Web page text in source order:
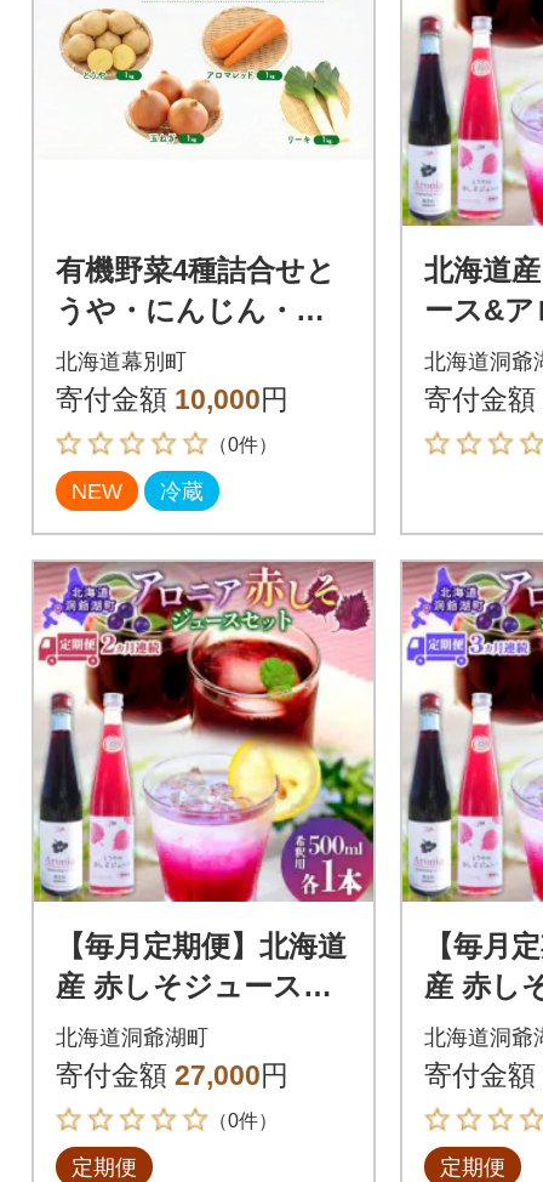
有機野菜4種詰合せと
うや・にんじん・玉
ねぎ・リーキ 各1kg
《秋出荷先行予約》[5
3691413]
北海道幕別町
寄付金額 10,000円
（0件）
NEW 冷蔵
北海道
ース&
ス
比べ セ
北海道洞爺
寄付金額
【毎月定期便】北海道
産 赤しそジュース&
アロニアジュース[50
0ml 各1本]全2回
北海道洞爺湖町
寄付金額 27,000円
（0件）
定期便
【毎月
産 赤し
アロニ
0ml 各1
北海道洞爺
寄付金額
定期便